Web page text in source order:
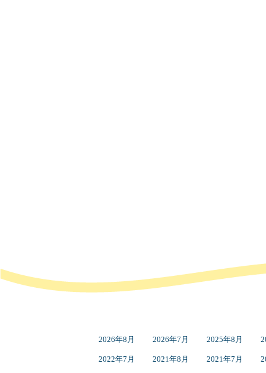
2026年8月 2026年7月 2025年8月
2022年7月 2021年8月 2021年7月